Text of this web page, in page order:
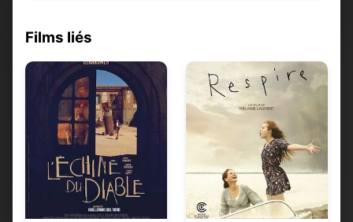
Films liés